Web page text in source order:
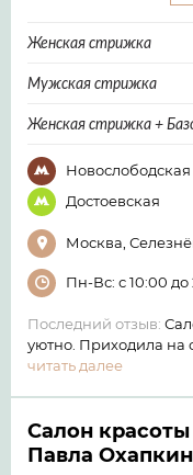
Женская стрижка
Мужская стрижка
Женская стрижка +
Новослободская
Достоевская
Москва,
Пн-Вс: с 10:00 до
Последний отзыв:
уютно. Приходила на
читать далее
Салон
Павла